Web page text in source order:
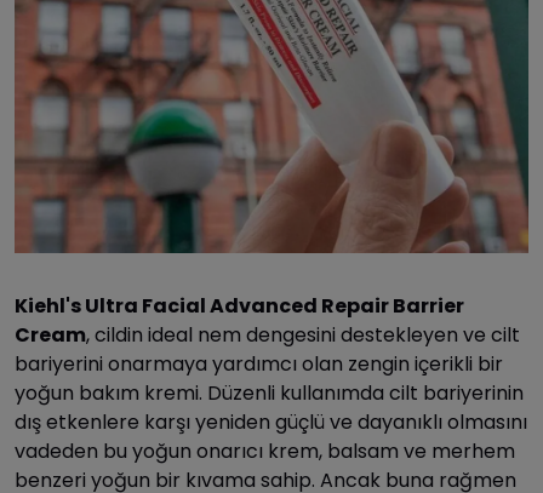
Kiehl's Ultra Facial Advanced Repair Barrier
Cream, cildin ideal nem dengesini destekleyen ve cilt
bariyerini onarmaya yardımcı olan zengin içerikli bir
yoğun bakım kremi. Düzenli kullanımda cilt bariyerinin
dış etkenlere karşı yeniden güçlü ve dayanıklı olmasını
vadeden bu yoğun onarıcı krem, balsam ve merhem
benzeri yoğun bir kıvama sahip. Ancak buna rağmen